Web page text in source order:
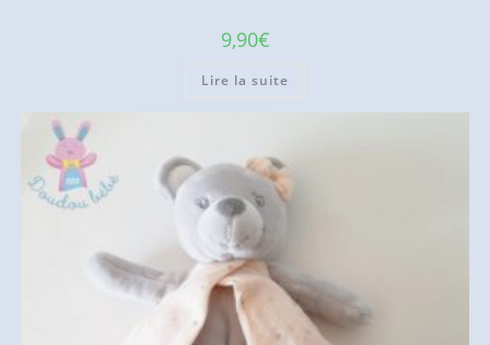
9,90€
Lire la suite